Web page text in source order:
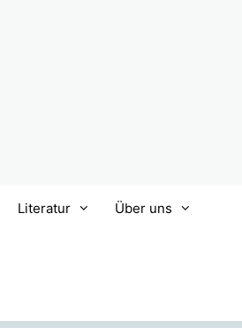
Literatur Über uns